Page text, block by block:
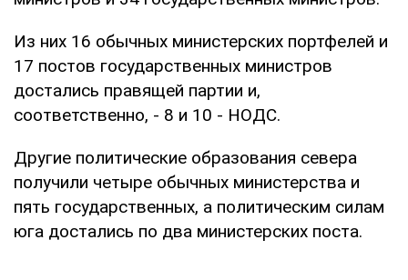
Из них 16 обычных министерских портфелей и
17 постов государственных министров
достались правящей партии и,
соответственно, - 8 и 10 - НОДС.
Другие политические образования севера
получили четыре обычных министерства и
пять государственных, а политическим силам
юга достались по два министерских поста.